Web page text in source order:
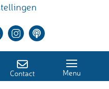
Contact Menu